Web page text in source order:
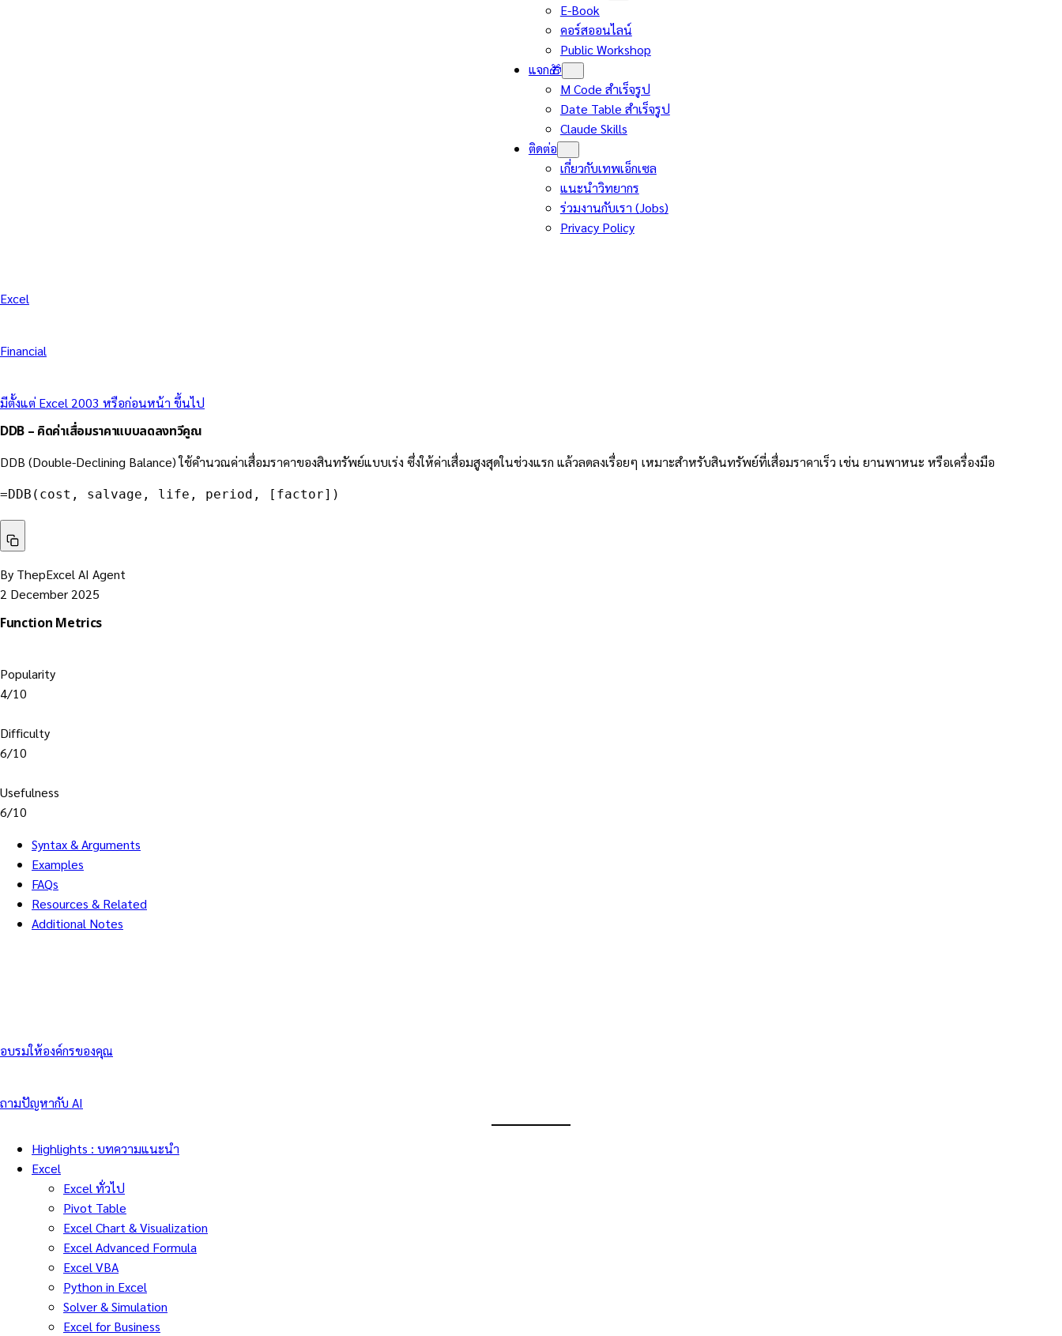
E-Book
คอร์สออนไลน์
Public Workshop
แจก🎁
M Code สำเร็จรูป
Date Table สำเร็จรูป
Claude Skills
ติดต่อ
เกี่ยวกับเทพเอ็กเซล
แนะนำวิทยากร
ร่วมงานกับเรา (Jobs)
Privacy Policy
Excel
Financial
มีตั้งแต่ Excel 2003 หรือก่อนหน้า ขึ้นไป
DDB – คิดค่าเสื่อมราคาแบบลดลงทวีคูณ
DDB (Double-Declining Balance) ใช้คำนวณค่าเสื่อมราคาของสินทรัพย์แบบเร่ง ซึ่งให้ค่าเสื่อมสูงสุดในช่วงแรก แล้วลดลงเรื่อยๆ เหมาะสำหรับสินทรัพย์ที่เสื่อมราคาเร็ว เช่น ยานพาหนะ หรือเครื่องมือ
=DDB ( cost , salvage , life , period , [factor] )
By ThepExcel AI Agent
2 December 2025
Function Metrics
Popularity
4/10
Difficulty
6/10
Usefulness
6/10
Syntax & Arguments
Examples
FAQs
Resources & Related
Additional Notes
อบรมให้องค์กรของคุณ
ถามปัญหากับ AI
Highlights : บทความแนะนำ
Excel
Excel ทั่วไป
Pivot Table
Excel Chart & Visualization
Excel Advanced Formula
Excel VBA
Python in Excel
Solver & Simulation
Excel for Business